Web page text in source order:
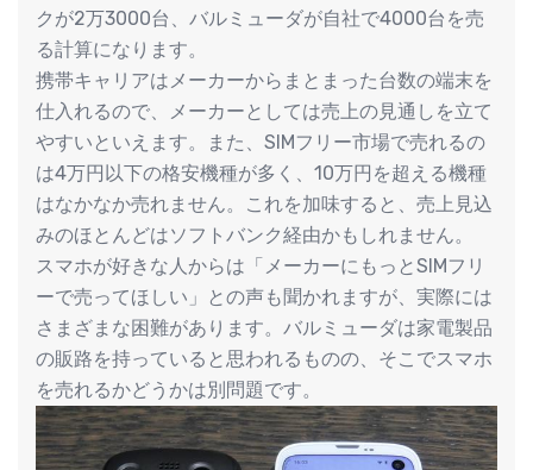
クが2万3000台、バルミューダが自社で4000台を売
る計算になります。
携帯キャリアはメーカーからまとまった台数の端末を
仕入れるので、メーカーとしては売上の見通しを立て
やすいといえます。また、SIMフリー市場で売れるの
は4万円以下の格安機種が多く、10万円を超える機種
はなかなか売れません。これを加味すると、売上見込
みのほとんどはソフトバンク経由かもしれません。
スマホが好きな人からは「メーカーにもっとSIMフリ
ーで売ってほしい」との声も聞かれますが、実際には
さまざまな困難があります。バルミューダは家電製品
の販路を持っていると思われるものの、そこでスマホ
を売れるかどうかは別問題です。